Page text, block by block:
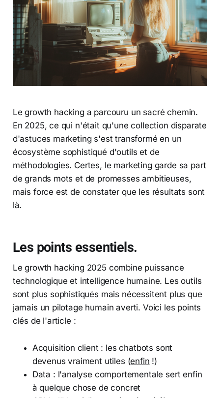
Le growth hacking a parcouru un sacré chemin.
En 2025, ce qui n'était qu'une collection disparate
d'astuces marketing s'est transformé en un
écosystème sophistiqué d'outils et de
méthodologies. Certes, le marketing garde sa part
de grands mots et de promesses ambitieuses,
mais force est de constater que les résultats sont
là.
Les points essentiels.
Le growth hacking 2025 combine puissance
technologique et intelligence humaine. Les outils
sont plus sophistiqués mais nécessitent plus que
jamais un pilotage humain averti. Voici les points
clés de l'article :
Acquisition client : les chatbots sont
devenus vraiment utiles (enfin !)
Data : l'analyse comportementale sert enfin
à quelque chose de concret